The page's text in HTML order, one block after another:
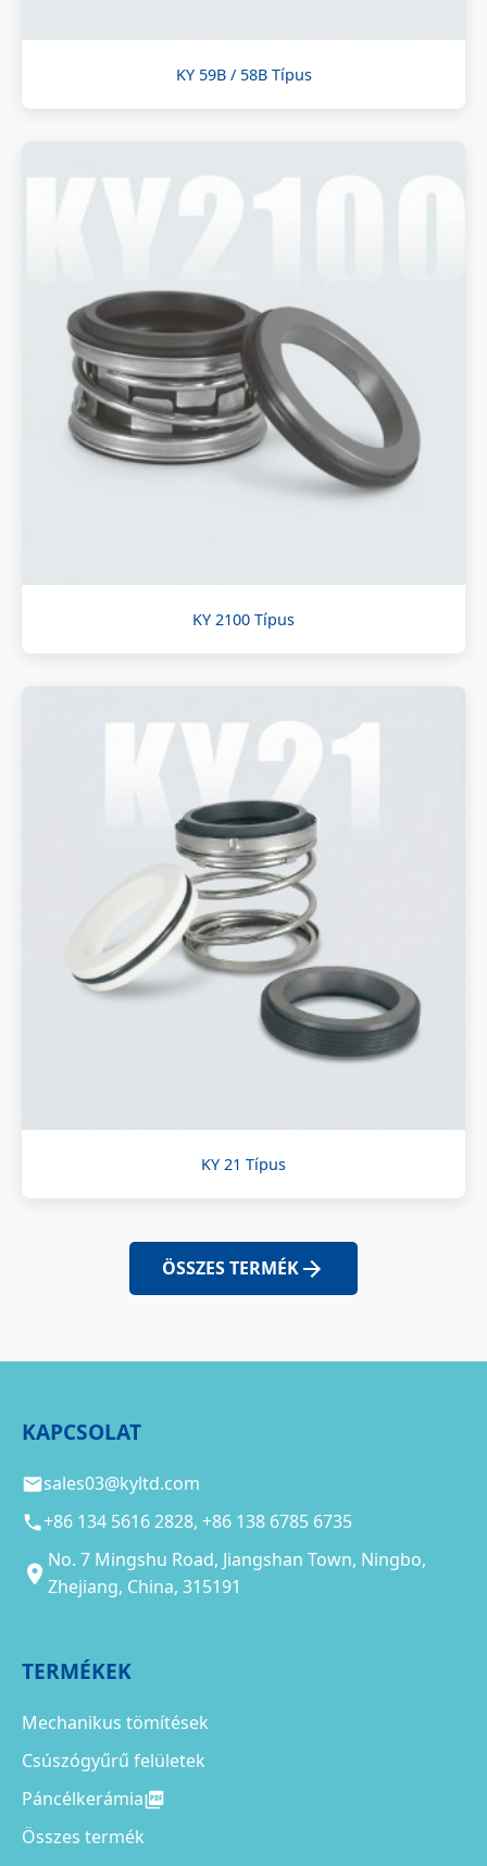
KY 59B / 58B Típus
KY 2100 Típus
KY 21 Típus
ÖSSZES TERMÉK
KAPCSOLAT
sales03@kyltd.com
+86 134 5616 2828, +86 138 6785 6735
No. 7 Mingshu Road, Jiangshan Town, Ningbo,
Zhejiang, China, 315191
TERMÉKEK
Mechanikus tömítések
Csúszógyűrű felületek
Páncélkerámia
Összes termék